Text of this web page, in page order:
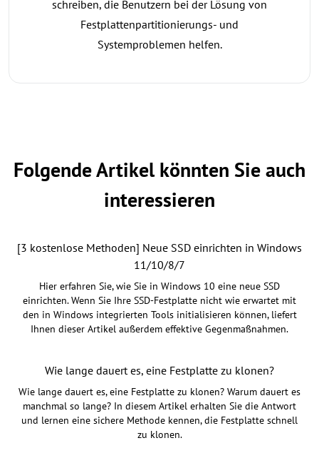
schreiben, die Benutzern bei der Lösung von
Festplattenpartitionierungs- und
Systemproblemen helfen.
Folgende Artikel könnten Sie auch
interessieren
[3 kostenlose Methoden] Neue SSD einrichten in Windows
11/10/8/7
Hier erfahren Sie, wie Sie in Windows 10 eine neue SSD
einrichten. Wenn Sie Ihre SSD-Festplatte nicht wie erwartet mit
den in Windows integrierten Tools initialisieren können, liefert
Ihnen dieser Artikel außerdem effektive Gegenmaßnahmen.
Wie lange dauert es, eine Festplatte zu klonen?
Wie lange dauert es, eine Festplatte zu klonen? Warum dauert es
manchmal so lange? In diesem Artikel erhalten Sie die Antwort
und lernen eine sichere Methode kennen, die Festplatte schnell
zu klonen.